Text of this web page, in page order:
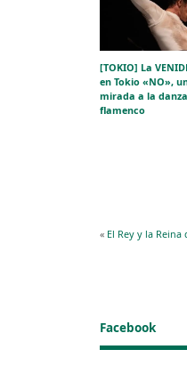
[TOKIO] La
en Tokio «NO»,
mirada a la
flamenco
« El Rey y la Reina
Facebook